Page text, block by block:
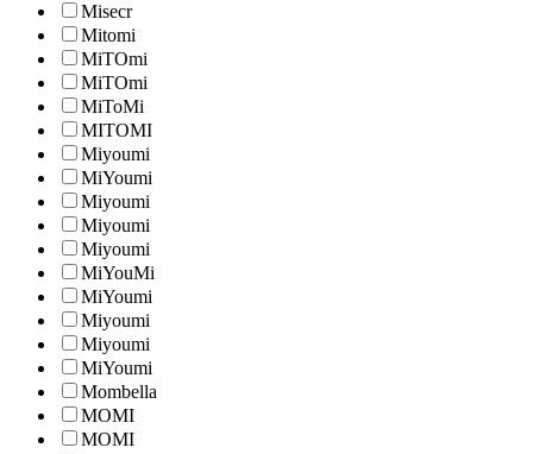
Misecr
Mitomi
MiTOmi
MiTOmi
MiToMi
MITOMI
Miyoumi
MiYoumi
Miyoumi
Miyoumi
Miyoumi
MiYouMi
MiYoumi
Miyoumi
Miyoumi
MiYoumi
Mombella
MOMI
MOMI